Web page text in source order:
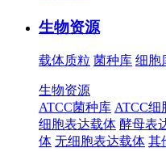
生物资源
载体质粒 菌种库 细胞
生物资源
ATCC菌种库 ATCC细
细胞表达载体 酵母表
体 无细胞表达载体 其